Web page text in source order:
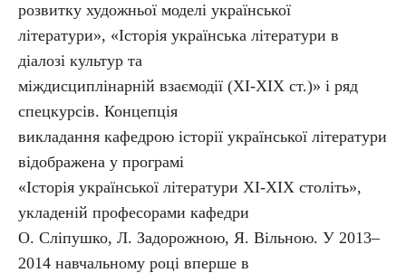
розвитку художньої моделі української
літератури», «Історія українська літератури в
діалозі культур та
міждисциплінарній взаємодії (ХІ-ХІХ ст.)» і ряд
спецкурсів. Концепція
викладання кафедрою історії української літератури
відображена у програмі
«Історія української літератури ХІ-ХІХ століть»,
укладеній професорами кафедри
О. Сліпушко, Л. Задорожною, Я. Вільною. У 2013–
2014 навчальному році вперше в